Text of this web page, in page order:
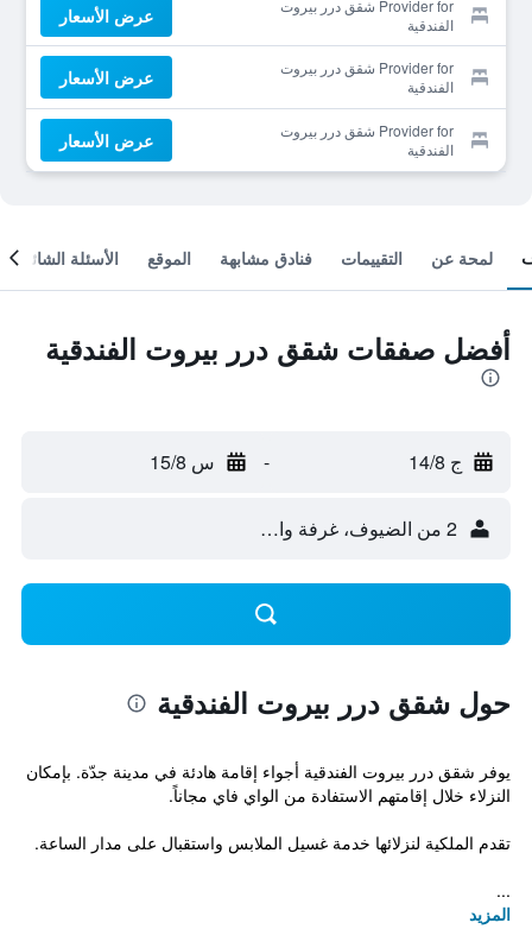
Provider for شقق درر بيروت
الفندقية
عرض الأسعار
Provider for شقق درر بيروت
الفندقية
عرض الأسعار
Provider for شقق درر بيروت
الفندقية
عرض الأسعار
لمحة عن التقييمات فنادق مشابهة الموقع الأسئلة الشائعة
أفضل صفقات شقق درر بيروت الفندقية
ج 14/8 - س 15/8
2 من الضيوف، غرفة واحدة
حول شقق درر بيروت الفندقية
يوفر شقق درر بيروت الفندقية أجواء إقامة هادئة في مدينة جدّة. بإمكان
النزلاء خلال إقامتهم الاستفادة من الواي فاي مجاناً.
تقدم الملكية لنزلائها خدمة غسيل الملابس واستقبال على مدار الساعة.
...
المزيد